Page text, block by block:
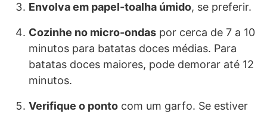
Envolva em papel-toalha úmido, se preferir.
Cozinhe no micro-ondas por cerca de 7 a 10
minutos para batatas doces médias. Para
batatas doces maiores, pode demorar até 12
minutos.
Verifique o ponto com um garfo. Se estiver